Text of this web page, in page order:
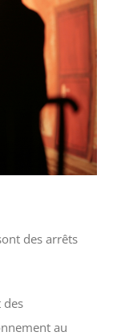
des arrêts
des
au